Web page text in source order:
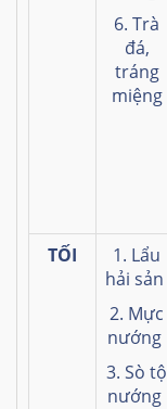
6. Trà
đá,
tráng
miệng
TỐI
1. Lẩu
hải sản
2. Mực
nướng
3. Sò tộ
nướng